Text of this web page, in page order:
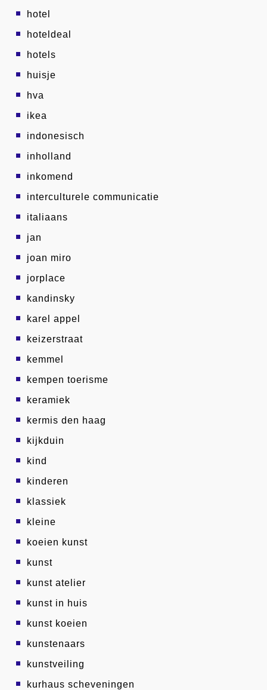
hotel
hoteldeal
hotels
huisje
hva
ikea
indonesisch
inholland
inkomend
interculturele communicatie
italiaans
jan
joan miro
jorplace
kandinsky
karel appel
keizerstraat
kemmel
kempen toerisme
keramiek
kermis den haag
kijkduin
kind
kinderen
klassiek
kleine
koeien kunst
kunst
kunst atelier
kunst in huis
kunst koeien
kunstenaars
kunstveiling
kurhaus scheveningen